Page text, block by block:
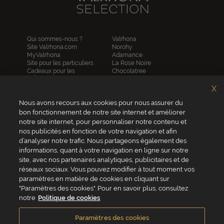
Qui sommes-nous ?
Site Valrhona.com
MyValrhona
Site pour les particuliers
Cadeaux pour les
entreprises
Contactez-nous
Valrhona
Norohy
Adamance
La Rose Noire
Chocolatree
Republica del cacao
Service client
04 75 07 51 51
Du lundi au jeudi : 8h - 18h
Le vendredi : 8h - 17h
VALRHONA FRANCE - ZA Les Fleurons - 315 Allée des Bergerons -
Nous avons recours aux cookies pour nous assurer du
bon fonctionnement de notre site internet et améliorer
notre site internet, pour personnaliser notre contenu et
nos publicités en fonction de votre navigation et afin
d’analyser notre trafic. Nous partageons également des
informations, quant à votre navigation en ligne sur notre
site, avec nos partenaires analytiques, publicitaires et de
réseaux sociaux. Vous pouvez modifier à tout moment vos
paramètres en matière de cookies en cliquant sur
"Paramètres des cookies". Pour en savoir plus, consultez
notre Politique de cookies
Paramètres des cookies
X